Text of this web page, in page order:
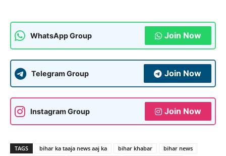
WhatsApp Group Join Now
Telegram Group Join Now
Instagram Group Join Now
TAGS bihar ka taaja news aaj ka bihar khabar
bihar news